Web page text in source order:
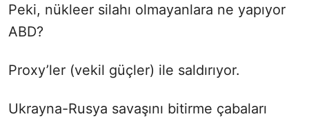
Peki, nükleer silahı olmayanlara ne yapıyor
ABD?
Proxy’ler (vekil güçler) ile saldırıyor.
Ukrayna-Rusya savaşını bitirme çabaları